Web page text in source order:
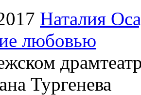
Наталия
любовью
Тургенева